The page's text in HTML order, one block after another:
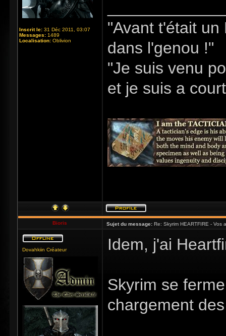
Inscrit le: 31 Déc 2011, 03:07
Messages: 1489
Localisation: Oblivion
"Avant t'était
dans l'genou !"
"Je suis venu
et je suis a
Bioris Sujet du message: Re: Skyrim HEARTFIRE - Vos
Dovahkiin Créateur Idem, j'ai
Skyrim se
chargement